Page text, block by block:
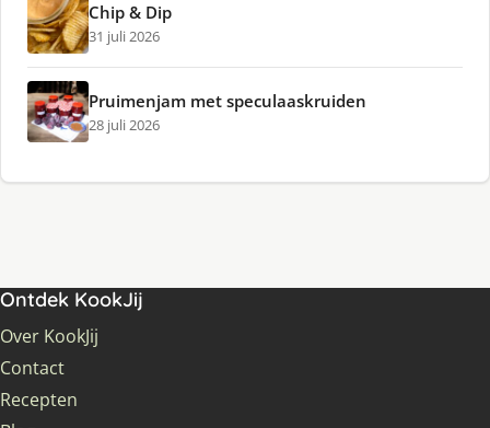
Chip & Dip
31 juli 2026
Pruimenjam met speculaaskruiden
28 juli 2026
Ontdek KookJij
Over KookJij
Contact
Recepten